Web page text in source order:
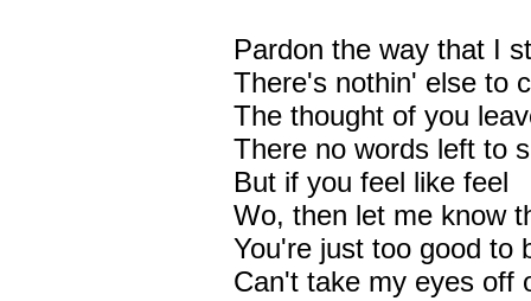
Pardon the way that I
There's nothin' else to
The thought of you
There no words left to
But if you feel like feel
Wo, then let me know
You're just too good to
Can't take my eyes off